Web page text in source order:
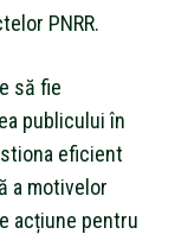
PNRR.
să fie
publicului în
eficient
a motivelor
acțiune pentru